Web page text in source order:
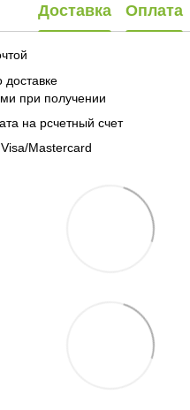
Доставка Оплата
при получении
на рсчетный счет
Mastercard